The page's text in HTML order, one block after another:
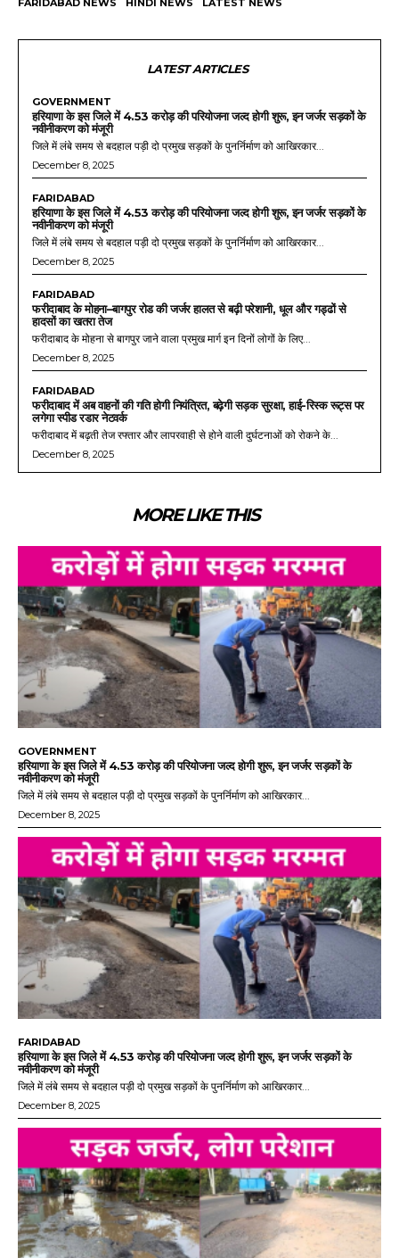
FARIDABAD NEWS HINDI NEWS LATEST NEWS
LATEST ARTICLES
GOVERNMENT
हरियाणा के इस जिले में 4.53 करोड़ की परियोजना जल्द होगी शुरू, इन जर्जर सड़कों के
नवीनीकरण को मंजूरी
जिले में लंबे समय से बदहाल पड़ी दो प्रमुख सड़कों के पुनर्निर्माण को आखिरकार...
December 8, 2025
FARIDABAD
हरियाणा के इस जिले में 4.53 करोड़ की परियोजना जल्द होगी शुरू, इन जर्जर सड़कों के
नवीनीकरण को मंजूरी
जिले में लंबे समय से बदहाल पड़ी दो प्रमुख सड़कों के पुनर्निर्माण को आखिरकार...
December 8, 2025
FARIDABAD
फरीदाबाद के मोहना–बागपुर रोड की जर्जर हालत से बढ़ी परेशानी, धूल और गड्ढों से
हादसों का खतरा तेज
फरीदाबाद के मोहना से बागपुर जाने वाला प्रमुख मार्ग इन दिनों लोगों के लिए...
December 8, 2025
FARIDABAD
फरीदाबाद में अब वाहनों की गति होगी नियंत्रित, बढ़ेगी सड़क सुरक्षा, हाई-रिस्क रूट्स पर
लगेगा स्पीड रडार नेटवर्क
फरीदाबाद में बढ़ती तेज रफ्तार और लापरवाही से होने वाली दुर्घटनाओं को रोकने के...
December 8, 2025
MORE LIKE THIS
GOVERNMENT
हरियाणा के इस जिले में 4.53 करोड़ की परियोजना जल्द होगी शुरू, इन जर्जर सड़कों के
नवीनीकरण को मंजूरी
जिले में लंबे समय से बदहाल पड़ी दो प्रमुख सड़कों के पुनर्निर्माण को आखिरकार...
December 8, 2025
FARIDABAD
हरियाणा के इस जिले में 4.53 करोड़ की परियोजना जल्द होगी शुरू, इन जर्जर सड़कों के
नवीनीकरण को मंजूरी
जिले में लंबे समय से बदहाल पड़ी दो प्रमुख सड़कों के पुनर्निर्माण को आखिरकार...
December 8, 2025